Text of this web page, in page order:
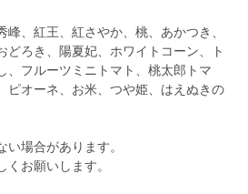
、紅王、紅さやか、桃、あかつき、
どろき、陽夏妃、ホワイトコーン、ト
、フルーツミニトマト、桃太郎トマ
ピオーネ、お米、つや姫、はえぬきの
場合があります。